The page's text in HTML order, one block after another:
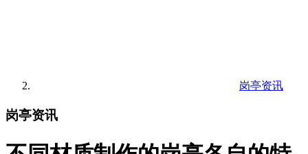
岗亭资讯
岗亭资讯